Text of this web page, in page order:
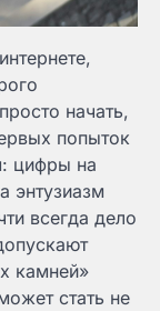
начать,
попыток
цифры на
энтузиазм
всегда дело
камней»
стать не